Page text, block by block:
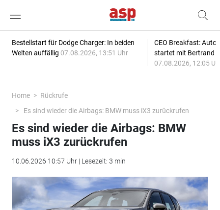
Bestellstart für Dodge Charger: In beiden
Welten auffällig 07.08.2026, 13:51 Uhr
CEO Breakfast:
startet mit Bertrand
07.08.2026, 12:05
Home
Rückrufe
Es sind wieder die Airbags: BMW muss iX3 zurückrufen
Es sind wieder die Airbags: BMW
muss iX3 zurückrufen
10.06.2026 10:57 Uhr | Lesezeit: 3 min